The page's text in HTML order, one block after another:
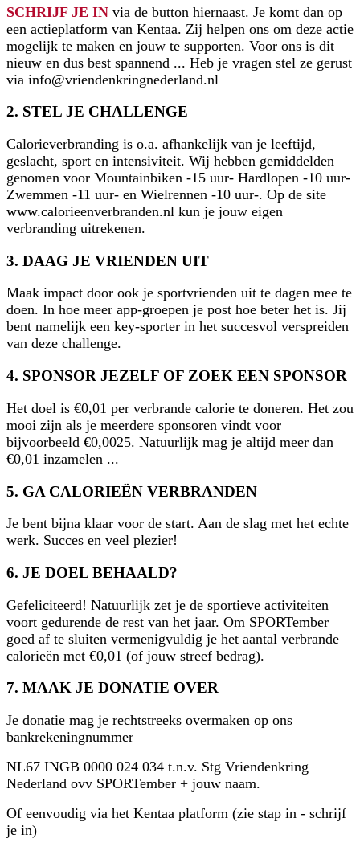
SCHRIJF JE IN via de button hiernaast. Je komt dan op
een actieplatform van Kentaa. Zij helpen ons om deze actie
mogelijk te maken en jouw te supporten. Voor ons is dit
nieuw en dus best spannend ... Heb je vragen stel ze gerust
via info@vriendenkringnederland.nl
2. STEL JE CHALLENGE
Calorieverbranding is o.a. afhankelijk van je leeftijd,
geslacht, sport en intensiviteit. Wij hebben gemiddelden
genomen voor Mountainbiken -15 uur- Hardlopen -10 uur-
Zwemmen -11 uur- en Wielrennen -10 uur-. Op de site
www.calorieenverbranden.nl kun je jouw eigen
verbranding uitrekenen.
3. DAAG JE VRIENDEN UIT
Maak impact door ook je sportvrienden uit te dagen mee te
doen. In hoe meer app-groepen je post hoe beter het is. Jij
bent namelijk een key-sporter in het succesvol verspreiden
van deze challenge.
4. SPONSOR JEZELF OF ZOEK EEN SPONSOR
Het doel is €0,01 per verbrande calorie te doneren. Het zou
mooi zijn als je meerdere sponsoren vindt voor
bijvoorbeeld €0,0025. Natuurlijk mag je altijd meer dan
€0,01 inzamelen ...
5. GA CALORIEËN VERBRANDEN
Je bent bijna klaar voor de start. Aan de slag met het echte
werk. Succes en veel plezier!
6. JE DOEL BEHAALD?
Gefeliciteerd! Natuurlijk zet je de sportieve activiteiten
voort gedurende de rest van het jaar. Om SPORTember
goed af te sluiten vermenigvuldig je het aantal verbrande
calorieën met €0,01 (of jouw streef bedrag).
7. MAAK JE DONATIE OVER
Je donatie mag je rechtstreeks overmaken op ons
bankrekeningnummer
NL67 INGB 0000 024 034 t.n.v. Stg Vriendenkring
Nederland ovv SPORTember + jouw naam.
Of eenvoudig via het Kentaa platform (zie stap in - schrijf
je in)